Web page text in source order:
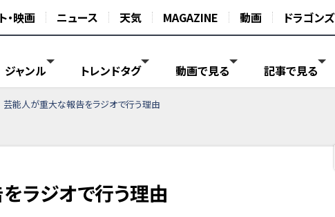
・映画 ニュース 天気 MAGAZINE 動画 ドラゴンズ
ジャンル トレンドタグ 動画で見る 記事で見る
芸能人が重大な報告をラジオで行う理由
ラジオで行う理由